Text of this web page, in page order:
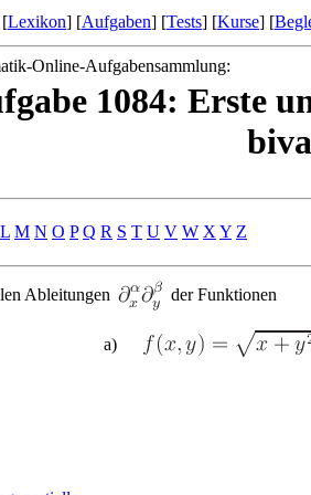
Lexikon] [Aufgaben] [Tests] [Kurse] [
Online-Aufgabensammlung:
1084: Erste
L M N O P Q R S T U V W X Y Z
Ableitungen der Funktionen
a)